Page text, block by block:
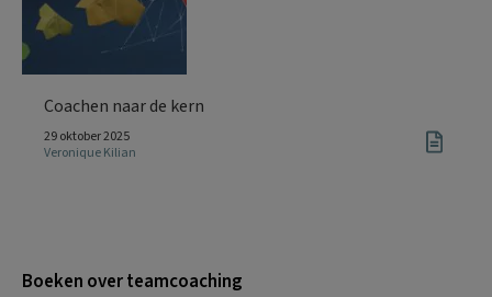
Coachen naar de kern
29 oktober 2025
Veronique Kilian
Boeken over teamcoaching